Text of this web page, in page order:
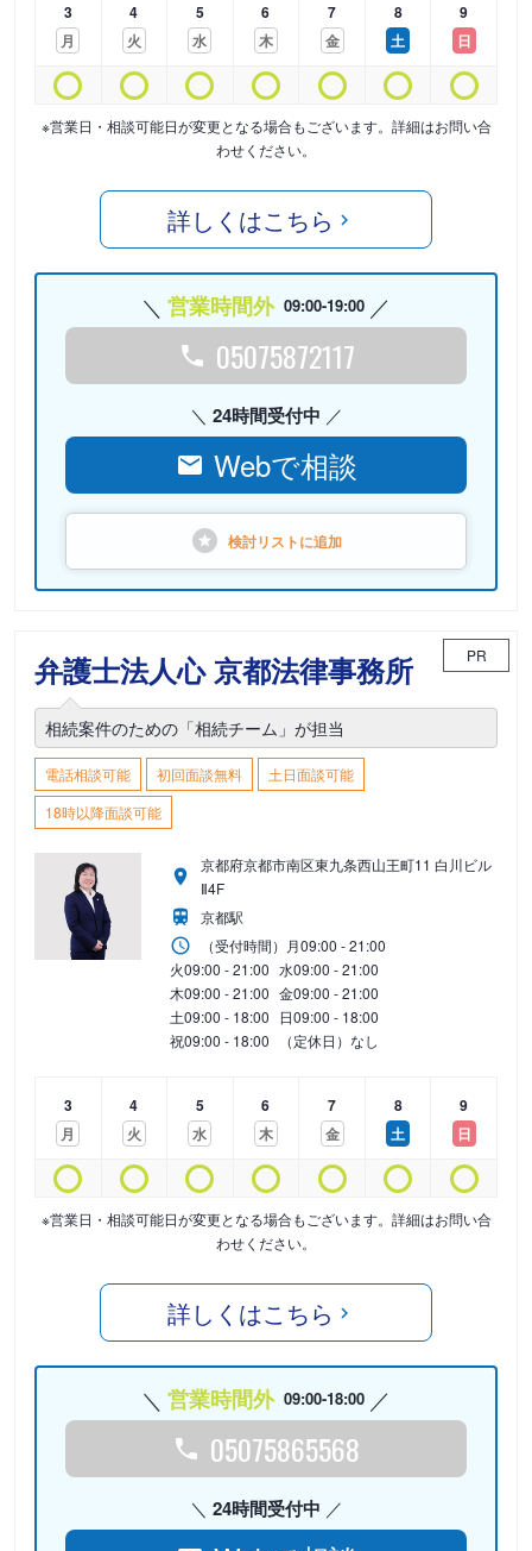
3
月
4
火
5
水
6
木
7
金
8
土
9
日
※営業日・相談可能日が変更となる場合もございます。詳細はお問い合
わせください。
詳しくはこちら
営業時間外 09:00-19:00
05075872117
24時間受付中
Webで相談
検討リストに追加
弁護士法人心 京都法律事務所 PR
相続案件のための「相続チーム」が担当
電話相談可能 初回面談無料
土日面談可能
18時以降面談可能
京都府京都市南区東九条西山王町11 白川ビル
Ⅱ4F
京都駅
（受付時間） 月09:00 - 21:00
火09:00 - 21:00 水09:00 - 21:00
木09:00 - 21:00 金09:00 - 21:00
土09:00 - 18:00 日09:00 - 18:00
祝09:00 - 18:00 （定休日）なし
3
月
4
火
5
水
6
木
7
金
8
土
9
日
※営業日・相談可能日が変更となる場合もございます。詳細はお問い合
わせください。
詳しくはこちら
営業時間外 09:00-18:00
05075865568
24時間受付中